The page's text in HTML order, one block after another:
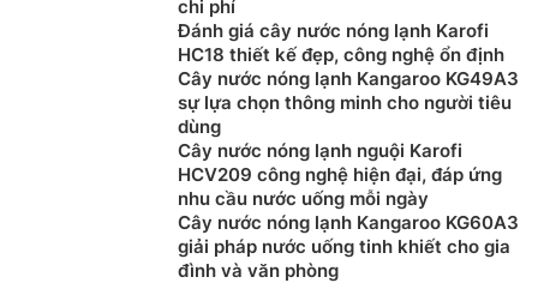
chi phí
Đánh giá cây nước nóng lạnh Karofi
HC18 thiết kế đẹp, công nghệ ổn định
Cây nước nóng lạnh Kangaroo KG49A3
sự lựa chọn thông minh cho người tiêu
dùng
Cây nước nóng lạnh nguội Karofi
HCV209 công nghệ hiện đại, đáp ứng
nhu cầu nước uống mỗi ngày
Cây nước nóng lạnh Kangaroo KG60A3
giải pháp nước uống tinh khiết cho gia
đình và văn phòng